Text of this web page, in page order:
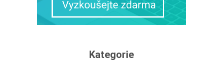
Kategorie